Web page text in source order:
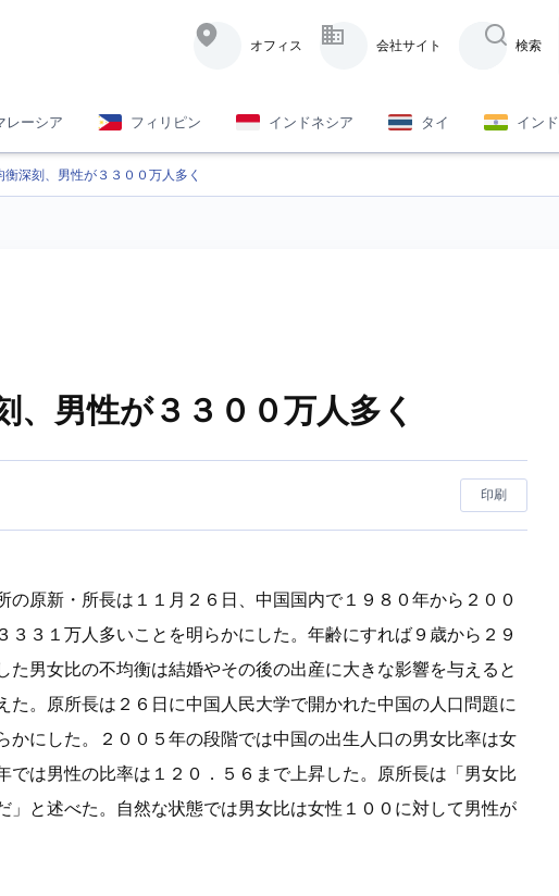
オフィス
会社サイト 検索
レーシア フィリピン インドネシア タイ インド
深刻、男性が３３００万人多く
、男性が３３００万人多く
印刷
原新・所長は１１月２６日、中国国内で１９８０年から２００
３１万人多いことを明らかにした。年齢にすれば９歳から２９
男女比の不均衡は結婚やその後の出産に大きな影響を与えると
た。原所長は２６日に中国人民大学で開かれた中国の人口問題に
にした。２００５年の段階では中国の出生人口の男女比率は女
は男性の比率は１２０．５６まで上昇した。原所長は「男女比
と述べた。自然な状態では男女比は女性１００に対して男性が